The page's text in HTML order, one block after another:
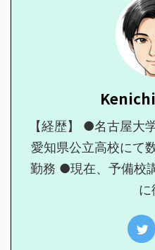
【経歴】 ●名古屋大
愛知県公立高校にて
勤務 ●現在、予備校
に